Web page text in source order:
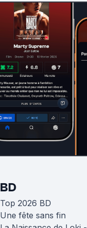
BD
Top 2026 BD
Une fête sans fin